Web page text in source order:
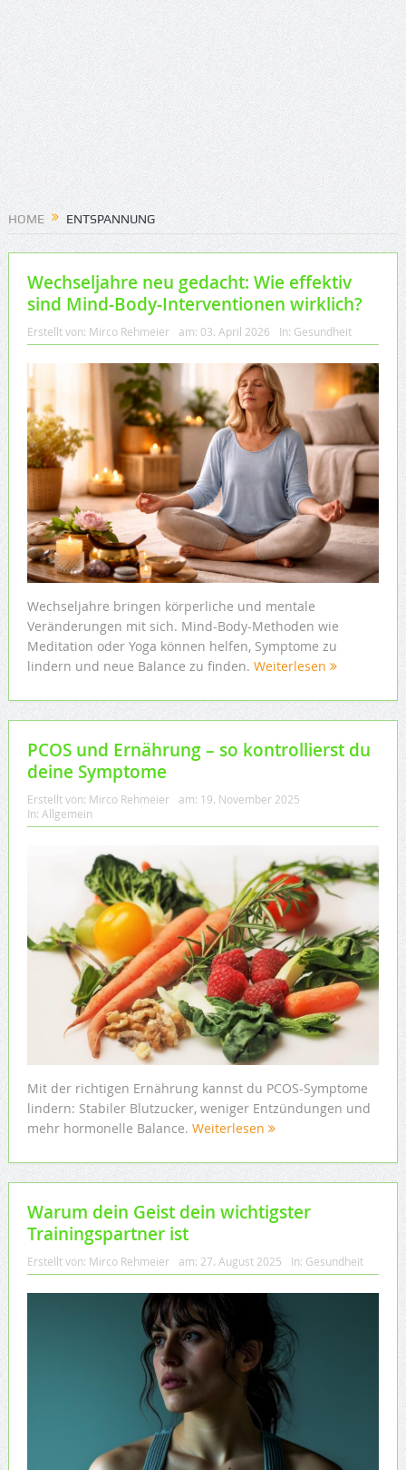
HOME ENTSPANNUNG
Wechseljahre neu gedacht: Wie effektiv
sind Mind-Body-Interventionen wirklich?
Erstellt von: Mirco Rehmeier am: 03. April 2026 In: Gesundheit
Wechseljahre bringen körperliche und mentale
Veränderungen mit sich. Mind-Body-Methoden wie
Meditation oder Yoga können helfen, Symptome zu
lindern und neue Balance zu finden. Weiterlesen
PCOS und Ernährung – so kontrollierst du
deine Symptome
Erstellt von: Mirco Rehmeier am: 19. November 2025
In: Allgemein
Mit der richtigen Ernährung kannst du PCOS-Symptome
lindern: Stabiler Blutzucker, weniger Entzündungen und
mehr hormonelle Balance. Weiterlesen
Warum dein Geist dein wichtigster
Trainingspartner ist
Erstellt von: Mirco Rehmeier am: 27. August 2025 In: Gesundheit